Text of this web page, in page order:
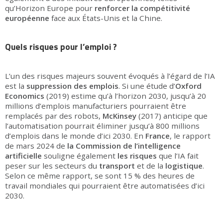
qu’Horizon Europe pour renforcer la compétitivité
européenne face aux États-Unis et la Chine.
Quels risques pour l’emploi ?
L’un des risques majeurs souvent évoqués à l’égard de l’IA
est la suppression des emplois. Si une étude d’Oxford
Economics (2019) estime qu’à l’horizon 2030, jusqu’à 20
millions d’emplois manufacturiers pourraient être
remplacés par des robots, McKinsey (2017) anticipe que
l’automatisation pourrait éliminer jusqu’à 800 millions
d’emplois dans le monde d’ici 2030. En France, le rapport
de mars 2024 de la Commission de l’intelligence
artificielle souligne également les risques que l’IA fait
peser sur les secteurs du transport et de la logistique.
Selon ce même rapport, se sont 15 % des heures de
travail mondiales qui pourraient être automatisées d’ici
2030.